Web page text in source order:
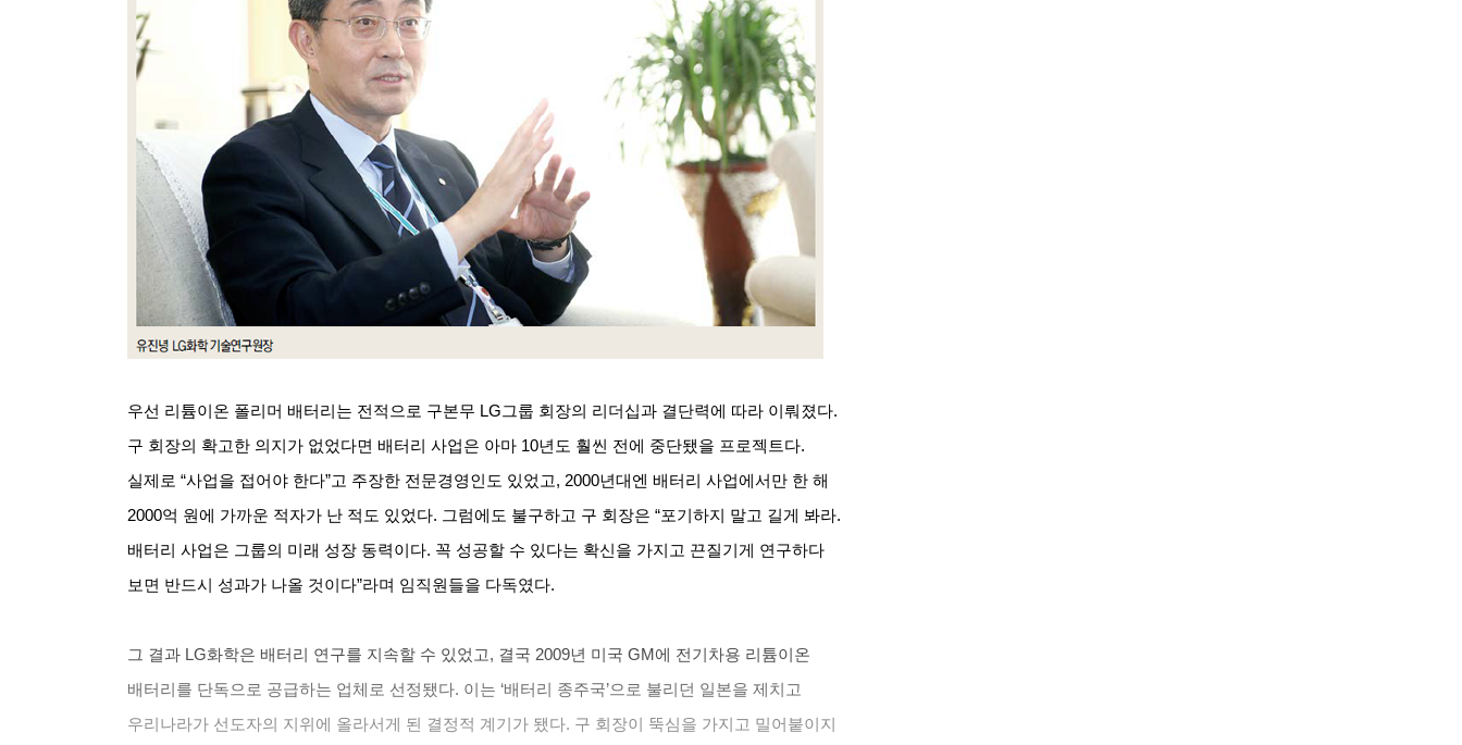
우선 리튬이온 폴리머 배터리는 전적으로 구본무 LG그룹 회장의 리더십과 결단력에 따라 이뤄졌다.
구 회장의 확고한 의지가 없었다면 배터리 사업은 아마 10년도 훨씬 전에 중단됐을 프로젝트다.
실제로 “사업을 접어야 한다”고 주장한 전문경영인도 있었고, 2000년대엔 배터리 사업에서만 한 해
2000억 원에 가까운 적자가 난 적도 있었다. 그럼에도 불구하고 구 회장은 “포기하지 말고 길게 봐라.
배터리 사업은 그룹의 미래 성장 동력이다. 꼭 성공할 수 있다는 확신을 가지고 끈질기게 연구하다
보면 반드시 성과가 나올 것이다”라며 임직원들을 다독였다.
그 결과 LG화학은 배터리 연구를 지속할 수 있었고, 결국 2009년 미국 GM에 전기차용 리튬이온
배터리를 단독으로 공급하는 업체로 선정됐다. 이는 ‘배터리 종주국’으로 불리던 일본을 제치고
우리나라가 선도자의 지위에 올라서게 된 결정적 계기가 됐다. 구 회장이 뚝심을 가지고 밀어붙이지